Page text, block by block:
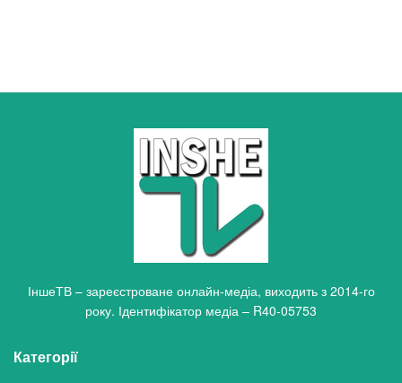
ІншеТВ – зареєстроване онлайн-медіа, виходить з 2014-го
року. Ідентифікатор медіа – R40-05753
Категорії